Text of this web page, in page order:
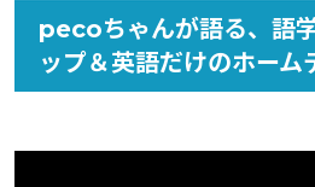
pecoちゃんが語る、語
ップ＆英語だけのホーム